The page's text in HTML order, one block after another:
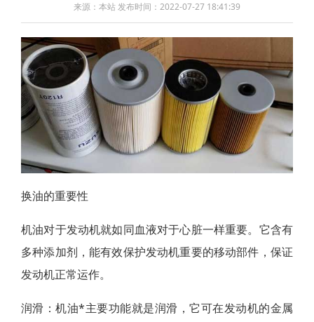
来源：本站 发布时间：2022-07-27 18:41:39
换油的重要性
机油对于发动机就如同血液对于心脏一样重要。它含有
多种添加剂，能有效保护发动机重要的移动部件，保证
发动机正常运作。
润滑：机油*主要功能就是润滑，它可在发动机的金属